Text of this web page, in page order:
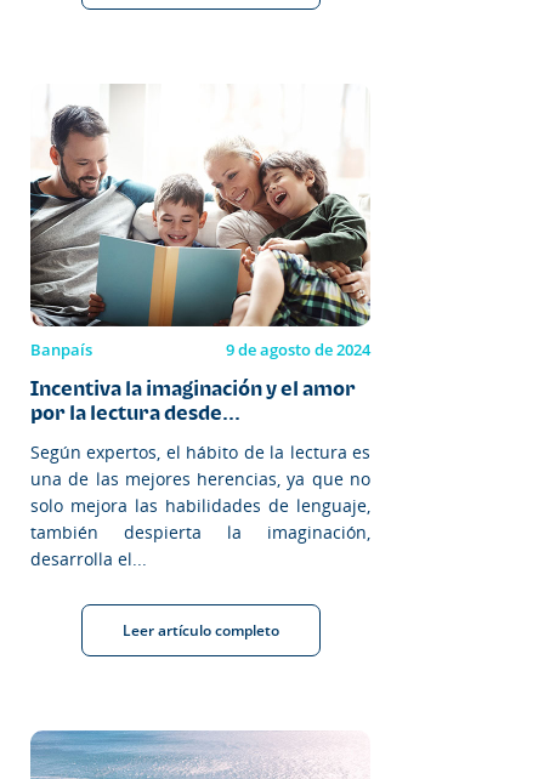
Banpaís 9 de agosto de 2024
Incentiva la imaginación y el amor
por la lectura desde...
Según expertos, el hábito de la lectura es
una de las mejores herencias, ya que no
solo mejora las habilidades de lenguaje,
también despierta la imaginación,
desarrolla el...
Leer artículo completo